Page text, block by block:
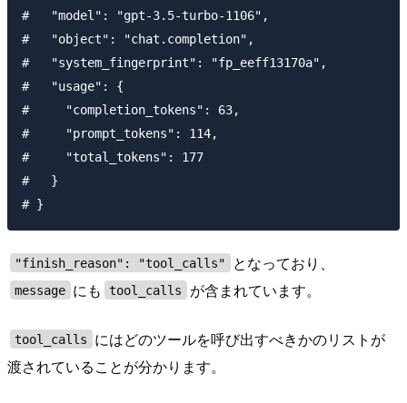
#   "model": "gpt-3.5-turbo-1106",
#   "object": "chat.completion",
#   "system_fingerprint": "fp_eeff13170a",
#   "usage": {
#     "completion_tokens": 63,
#     "prompt_tokens": 114,
#     "total_tokens": 177
#   }
"finish_reason": "tool_calls" となっており、
message にも tool_calls が含まれています。
tool_calls
にはどのツールを呼び出すべきかのリストが
渡されていることが分かります。